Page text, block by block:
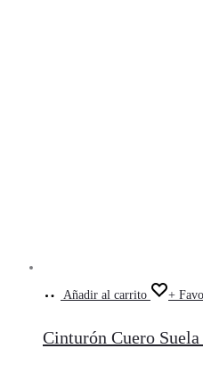
Añadir al carrito +
Cinturón Cuero